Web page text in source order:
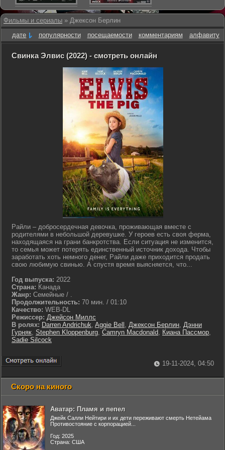
Фильмы и сериалы » Джексон Берлин
дате
популярности посещаемости комментариям алфавиту
Свинка Элвис (2022) - смотреть онлайн
Райли – добросердечная девочка, проживающая вместе с
родителями в небольшой деревушке. У героев есть своя ферма,
находящаяся на грани банкротства. Если ситуация не изменится,
то семья может потерять единственный источник дохода. Чтобы
заработать хоть немного денег, Райли даже приходится продать
свою любимую свинью. А спустя время выясняется, что...
Год выпуска: 2022
Страна: Канада
Жанр: Семейные / .
Продолжительность: 70 мин. / 01:10
Качество: WEB-DL
Режиссер: Джейсон Миллс
В ролях: Darren Andrichuk, Aggie Bell , Джексон Берлин, Дэнни
Гурняк, Stephen Kloppenburg, Camryn Macdonald, Киана Пассмор,
Sadie Silcock
19-11-2024, 04:50
Скоро на киного
Аватар: Пламя и пепел
Джейк Салли Нейтири и их дети переживают смерть Нетейама
Противостояние с корпорацией...
Год: 2025
Страна: США